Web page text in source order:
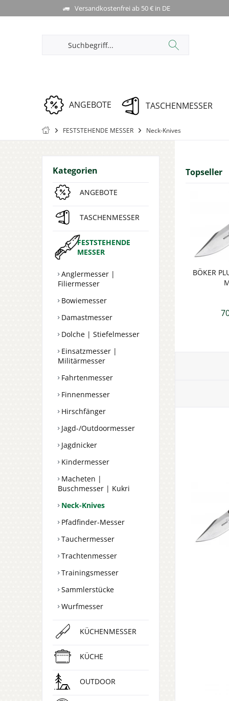
Versandkostenfrei ab 50 € in DE
ANGEBOTE TASCHENMESSER
FESTSTEHENDE MESSER Neck-Knives
Kategorien
ANGEBOTE
TASCHENMESSER
FESTSTEHENDE
MESSER
Anglermesser |
Filiermesser
Bowiemesser
Damastmesser
Dolche | Stiefelmesser
Einsatzmesser |
Militärmesser
Fahrtenmesser
Finnenmesser
Hirschfänger
Jagd-/Outdoormesser
Jagdnicker
Kindermesser
Macheten |
Buschmesser | Kukri
Neck-Knives
Pfadfinder-Messer
Tauchermesser
Trachtenmesser
Trainingsmesser
Sammlerstücke
Wurfmesser
KÜCHENMESSER
KÜCHE
OUTDOOR
Topseller
BÖKER